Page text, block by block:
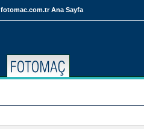
fotomac.com.tr Ana Sayfa